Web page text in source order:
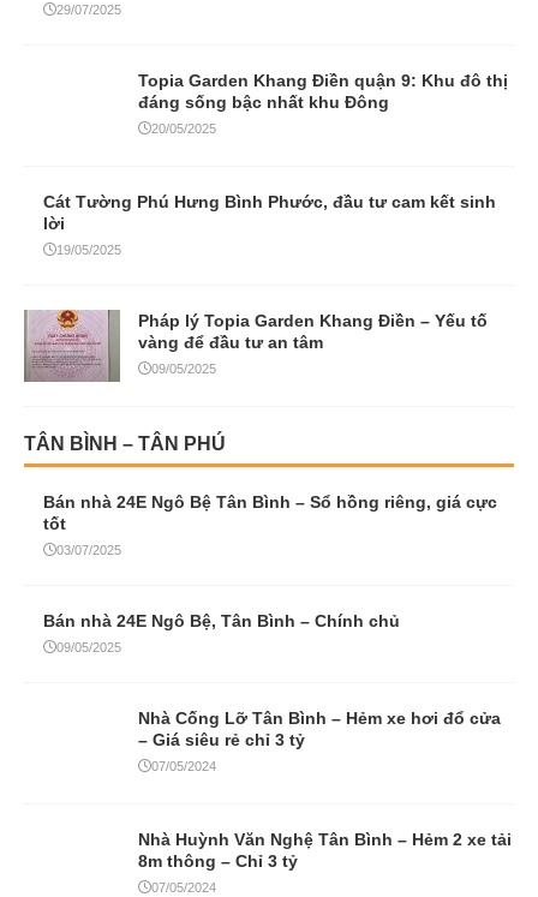
29/07/2025
Topia Garden Khang Điền quận 9: Khu đô thị
đáng sống bậc nhất khu Đông
20/05/2025
Cát Tường Phú Hưng Bình Phước, đầu tư cam kết sinh
lời
19/05/2025
Pháp lý Topia Garden Khang Điền – Yếu tố
vàng để đầu tư an tâm
09/05/2025
TÂN BÌNH – TÂN PHÚ
Bán nhà 24E Ngô Bệ Tân Bình – Sổ hồng riêng, giá cực
tốt
03/07/2025
Bán nhà 24E Ngô Bệ, Tân Bình – Chính chủ
09/05/2025
Nhà Cống Lỡ Tân Bình – Hẻm xe hơi đổ cửa
– Giá siêu rẻ chỉ 3 tỷ
07/05/2024
Nhà Huỳnh Văn Nghệ Tân Bình – Hẻm 2 xe tải
8m thông – Chỉ 3 tỷ
07/05/2024